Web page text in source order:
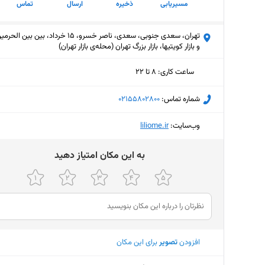
مسیریابی ذخیره ارسال تماس
تهران، سعدی جنوبی، سعدی، ناصر خسرو، 15 خرداد، بین بین
و بازار کویتیها، بازار بزرگ تهران (محله‌ی بازار تهران)
ساعت کاری: ۸ تا ۲۲
یکشنبه (امروز)
پنجشنبه
۸ تا ۱۷
جمعه
۹ تا ۱۶:۳۰
شنبه
شماره تماس: ‎02155802800
وب‌سایت:‎liliome.ir
ﺑﻪ اﯾﻦ ﻣﮑﺎن اﻣﺘﯿﺎز دﻫﯿﺪ
افزودنتصویربرای این مکان